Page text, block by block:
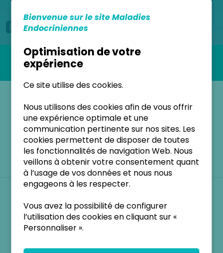
PRIOR
Accueil
Le Centre, ses affiliations et ses liens
PRIOR
La Plateforme régionale
d'information et d'orientation
des maladies rares
Au sein du CHU d’Angers, notre Centre TRH est
adossé à la plateforme régionale d’information et
d’orientation des maladies rares et handicap
Bienvenue sur le site Maladies
Endocriniennes
Optimisation de votre
expérience
Ce site utilise des cookies.
Nous utilisons des cookies afin de vous offrir
une expérience optimale et une
communication pertinente sur nos sites. Les
cookies permettent de disposer de toutes
les fonctionnalités de navigation Web. Nous
veillons à obtenir votre consentement quant
à l’usage de vos données et nous nous
engageons à les respecter.
Vous avez la possibilité de configurer
l’utilisation des cookies en cliquant sur «
Personnaliser ».